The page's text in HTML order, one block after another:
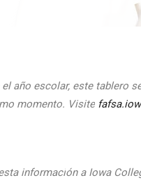
el año escolar, este tablero
momento. Visite
información a Iowa